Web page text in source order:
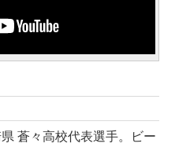
蒼々高校代表選手。ビー